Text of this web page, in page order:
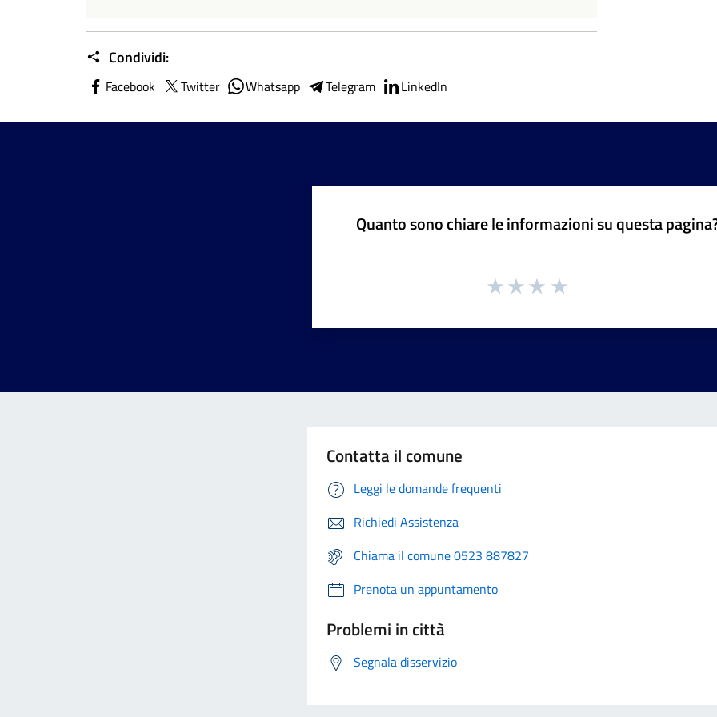
Condividi:
Facebook Twitter Whatsapp Telegram LinkedIn
Quanto sono chiare le informazioni su questa
Contatta il comune
Leggi le domande frequenti
Richiedi Assistenza
Chiama il comune 0523 887827
Prenota un appuntamento
Problemi in città
Segnala disservizio